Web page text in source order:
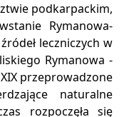
podkarpackim,
Rymanowa-
leczniczych w
Rymanowa -
przeprowadzone
naturalne
rozpoczęła się